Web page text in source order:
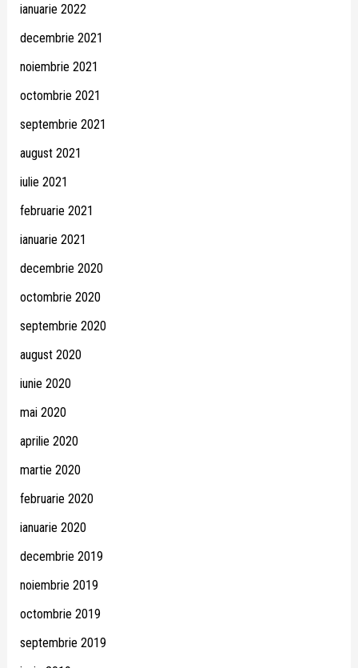
ianuarie 2022
decembrie 2021
noiembrie 2021
octombrie 2021
septembrie 2021
august 2021
iulie 2021
februarie 2021
ianuarie 2021
decembrie 2020
octombrie 2020
septembrie 2020
august 2020
iunie 2020
mai 2020
aprilie 2020
martie 2020
februarie 2020
ianuarie 2020
decembrie 2019
noiembrie 2019
octombrie 2019
septembrie 2019